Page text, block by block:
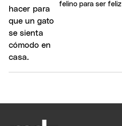
felino para ser feliz